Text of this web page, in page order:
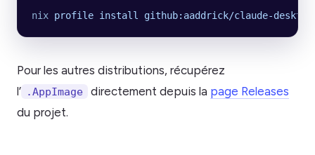
nix profile install github:aaddrick/claude-
Pour les autres distributions, récupérez
l’ .AppImage directement depuis la page Releases
du projet.